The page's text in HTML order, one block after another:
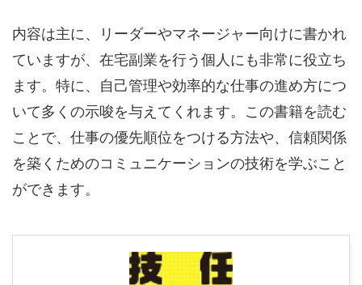
内容は主に、リーダーやマネージャー向けに書かれ
ていますが、在宅副業を行う個人にも非常に役立ち
ます。特に、自己管理や効率的な仕事の進め方につ
いて多くの示唆を与えてくれます。この書籍を読む
ことで、仕事の優先順位をつける方法や、信頼関係
を築くためのコミュニケーションの技術を学ぶこと
ができます。